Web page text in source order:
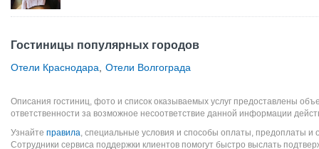
Гостиницы популярных городов
Отели Краснодара Отели Волгограда
Описания гостиниц, фото и список оказываемых услуг предоставлены
ответственности за возможное несоответствие данной информации
Узнайте правила, специальные условия и способы оплаты, предоплаты и
Сотрудники сервиса поддержки клиентов помогут быстро выслать